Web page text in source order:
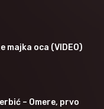
majka oca (VIDEO)
– Omere, prvo